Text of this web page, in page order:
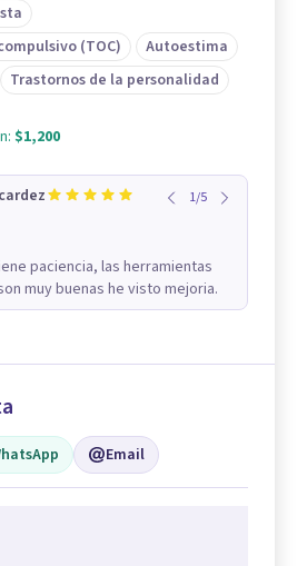
(TOC)
Autoestima
Trastornos de la personalidad
$1,200
1/5
paciencia, las herramientas
muy buenas he visto mejoria.
Email